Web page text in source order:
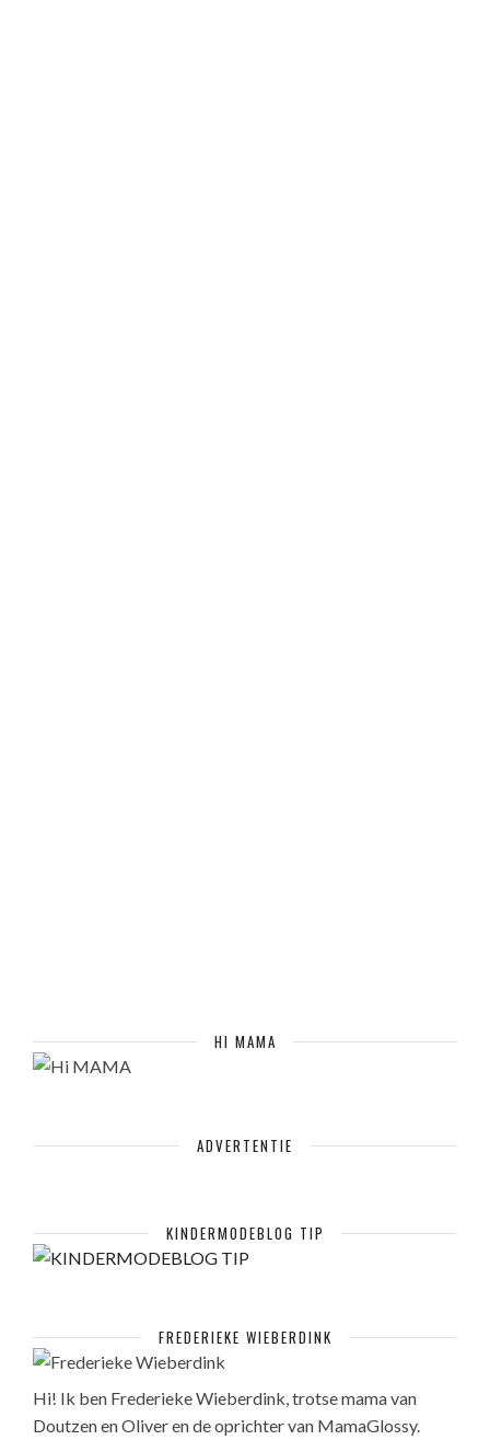
HI MAMA
ADVERTENTIE
KINDERMODEBLOG TIP
FREDERIEKE WIEBERDINK
Hi! Ik ben Frederieke Wieberdink, trotse mama van
Doutzen en Oliver en de oprichter van MamaGlossy.